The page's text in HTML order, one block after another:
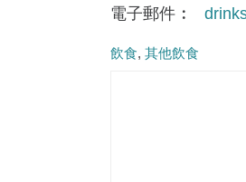
電子郵件
飲食 其他飲食